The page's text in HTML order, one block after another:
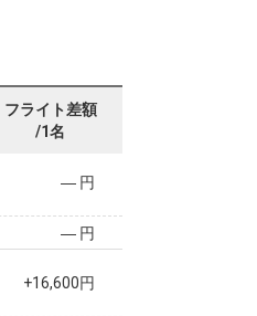
フライト差額
/1名
― 円
― 円
― 円
― 円
+16,600円